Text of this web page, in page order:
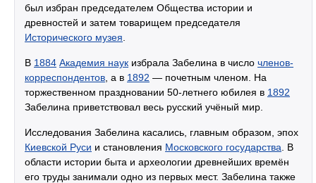
был избран председателем Общества истории и
древностей и затем товарищем председателя
Исторического музея
В 1884 Академия наук избрала Забелина в число членов-
корреспондентов , а в 1892 — почетным членом. На
торжественном праздновании 50-летнего юбилея в 1892
Забелина приветствовал весь русский учёный мир.
Исследования Забелина касались, главным образом, эпох
Киевской Руси и становления Московского государства . В
области истории быта и археологии древнейших времён
его труды занимали одно из первых мест. Забелина также